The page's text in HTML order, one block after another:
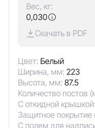
Вес, кг:
0,030
Скачать в PDF
Цвет: Белый
Ширина, мм: 223
Высота, мм: 87.5
Количество постов
С откидной крышкой:
Защитное покрытие
С полем для